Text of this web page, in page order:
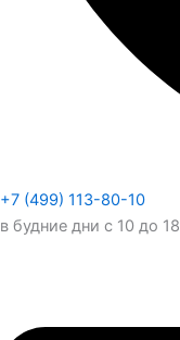
+7 (499) 113-80-10
в будние дни с 10 до